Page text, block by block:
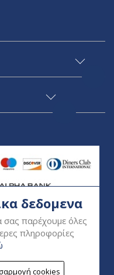
δεδομενα
σας παρέχουμε όλες
πληροφορίες
cookies